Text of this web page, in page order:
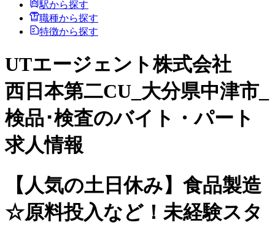
駅から探す
職種から探す
特徴から探す
UTエージェント株式会社
西日本第二CU_大分県中津市_
検品･検査のバイト・パート
求人情報
【人気の土日休み】食品製造
☆原料投入など！未経験スタ